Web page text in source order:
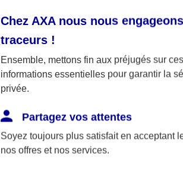
médicaux et
Néanmoins, si aucun
a été victime votre
fonctionner.
Chez AXA nous nous
traceurs !
Ensemble, mettons fin aux préjugés sur
informations essentielles pour garantir la
privée.
Partagez vos attentes
Soyez toujours plus satisfait en acceptant
nos offres et nos services.